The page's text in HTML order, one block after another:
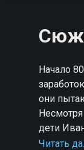
Начало
они
дети
Читать